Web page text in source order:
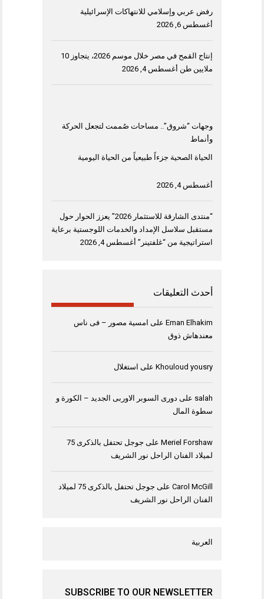
رفض عربي وإسلامي للانتهاكات الإسرائيلية
أغسطس 6, 2026
إنتاج القمح في مصر خلال موسم 2026، يتجاوز 10
ملايين طن أغسطس 4, 2026
وجهات “شروق”.. مساحات صُممت لتجعل الحركة
وأنماط
الحياة الصحية جزءاً طبيعياً من الحياة اليومية
أغسطس 4, 2026
“منتدى الشارقة للاستثمار 2026” يعزز الحوار حول
مستقبل سلاسل الإمداد والخدمات اللوجستية برعاية
استراتيجية من “غلفتينر” أغسطس 4, 2026
أحدث التعليقات
Eman Elhakim على امسية مصور – فى ناس
معندهاش ذوق
Khouloud yousry على استغلال
salah على دورى السوبر الاوربى الجديد – الكورة و
سطوة المال
Meriel Forshaw على
جوجل تحتفل بالذكرى 75
لميلاد الفنان الراحل نور الشريف
Carol McGill على
جوجل تحتفل بالذكرى 75 لميلاد
الفنان الراحل نور الشريف
العربية
SUBSCRIBE TO OUR NEWSLETTER